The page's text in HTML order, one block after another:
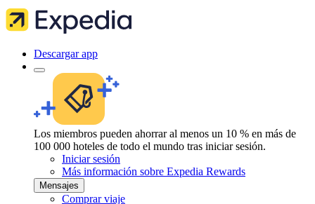
Descargar app
Los miembros pueden ahorrar al menos un 10 % en más de
100 000 hoteles de todo el mundo tras iniciar sesión.
Iniciar sesión
Más información sobre Expedia Rewards
Mensajes
Comprar viaje